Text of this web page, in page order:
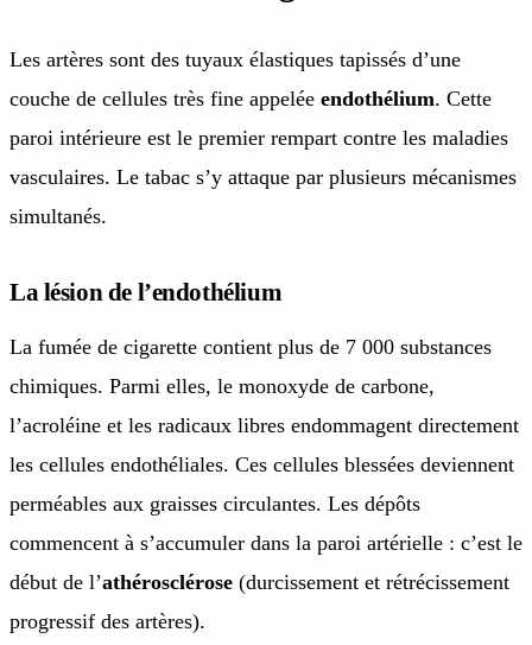
Les artères sont des tuyaux élastiques tapissés d’une
couche de cellules très fine appelée endothélium. Cette
paroi intérieure est le premier rempart contre les maladies
vasculaires. Le tabac s’y attaque par plusieurs mécanismes
simultanés.
La lésion de l’endothélium
La fumée de cigarette contient plus de 7 000 substances
chimiques. Parmi elles, le monoxyde de carbone,
l’acroléine et les radicaux libres endommagent directement
les cellules endothéliales. Ces cellules blessées deviennent
perméables aux graisses circulantes. Les dépôts
commencent à s’accumuler dans la paroi artérielle : c’est le
début de l’athérosclérose (durcissement et rétrécissement
progressif des artères).